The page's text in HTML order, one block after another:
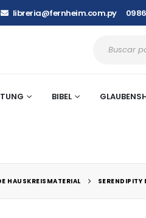
libreria@fernheim.com.py
BIBEL
HAUSKREISMATERIAL